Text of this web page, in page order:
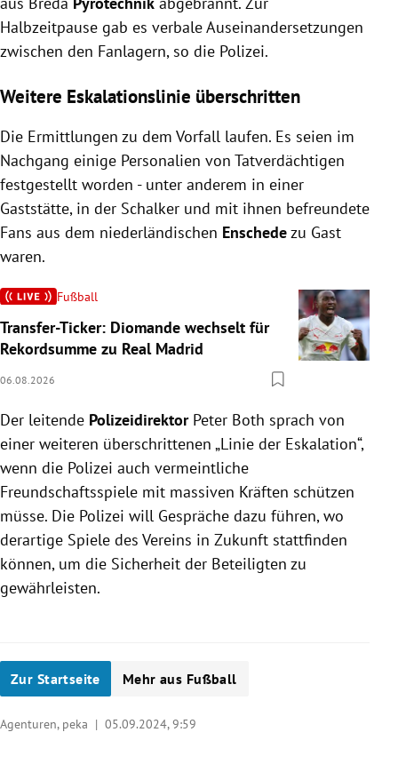
Halbzeitpause gab es verbale Auseinandersetzungen
zwischen den Fanlagern, so die Polizei.
Weitere Eskalationslinie überschritten
Die Ermittlungen zu dem Vorfall laufen. Es seien im
Nachgang einige Personalien von Tatverdächtigen
festgestellt worden - unter anderem in einer
Gaststätte, in der Schalker und mit ihnen befreundete
Fans aus dem niederländischen Enschedezu Gast
waren.
Fußball
Transfer-Ticker: Diomande wechselt für
Rekordsumme zu Real Madrid
06.08.2026
Der leitende PolizeidirektorPeter Both sprach von
einer weiteren überschrittenen „Linie der Eskalation“,
wenn die Polizei auch vermeintliche
Freundschaftsspiele mit massiven Kräften schützen
müsse. Die Polizei will Gespräche dazu führen, wo
derartige Spiele des Vereins in Zukunft stattfinden
können, um die Sicherheit der Beteiligten zu
gewährleisten.
Zur Startseite Mehr aus Fußball
Agenturen, peka | 05.09.2024, 9:59